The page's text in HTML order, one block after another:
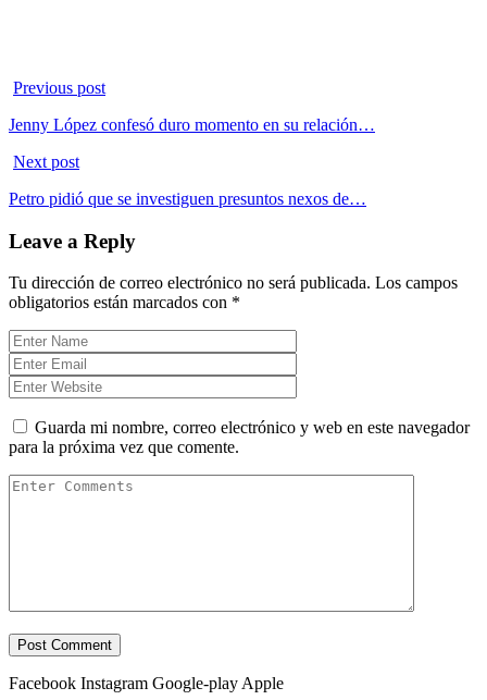
Previous post
Jenny López confesó duro momento en su relación…
Next post
Petro pidió que se investiguen presuntos nexos de…
Leave a Reply
Tu dirección de correo electrónico no será publicada. Los campos
obligatorios están marcados con *
Guarda mi nombre, correo electrónico y web en este navegador
para la próxima vez que comente.
Facebook Instagram Google-play Apple